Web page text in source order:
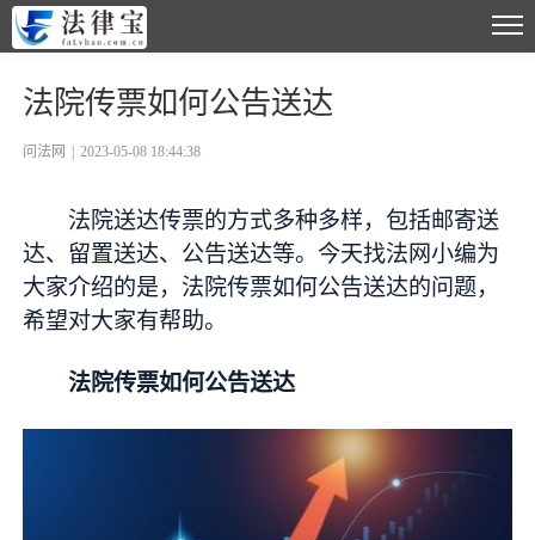
法院传票如何公告送达
问法网 2023-05-08 18:44:38
法院送达传票的方式多种多样，包括邮寄送
达、留置送达、公告送达等。今天找法网小编为
大家介绍的是，法院传票如何公告送达的问题，
希望对大家有帮助。
法院传票如何公告送达